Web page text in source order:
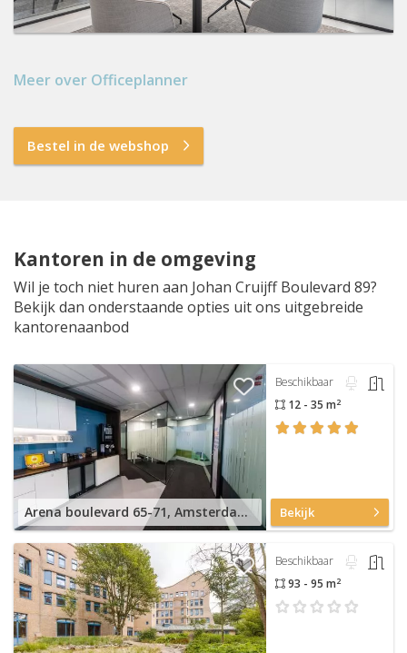
Meer over Officeplanner
Bestel in de webshop
Kantoren in de omgeving
Wil je toch niet huren aan Johan Cruijff Boulevard 89?
Bekijk dan onderstaande opties uit ons uitgebreide
kantorenaanbod
Arena boulevard 65-71, Amsterdam Zuid-Oost
Beschikbaar
12 - 35 m2
Bekijk
Beschikbaar
93 - 95 m2